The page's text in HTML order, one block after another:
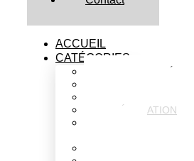
ACCUEIL
CATÉGORIES
ÉDUCATION